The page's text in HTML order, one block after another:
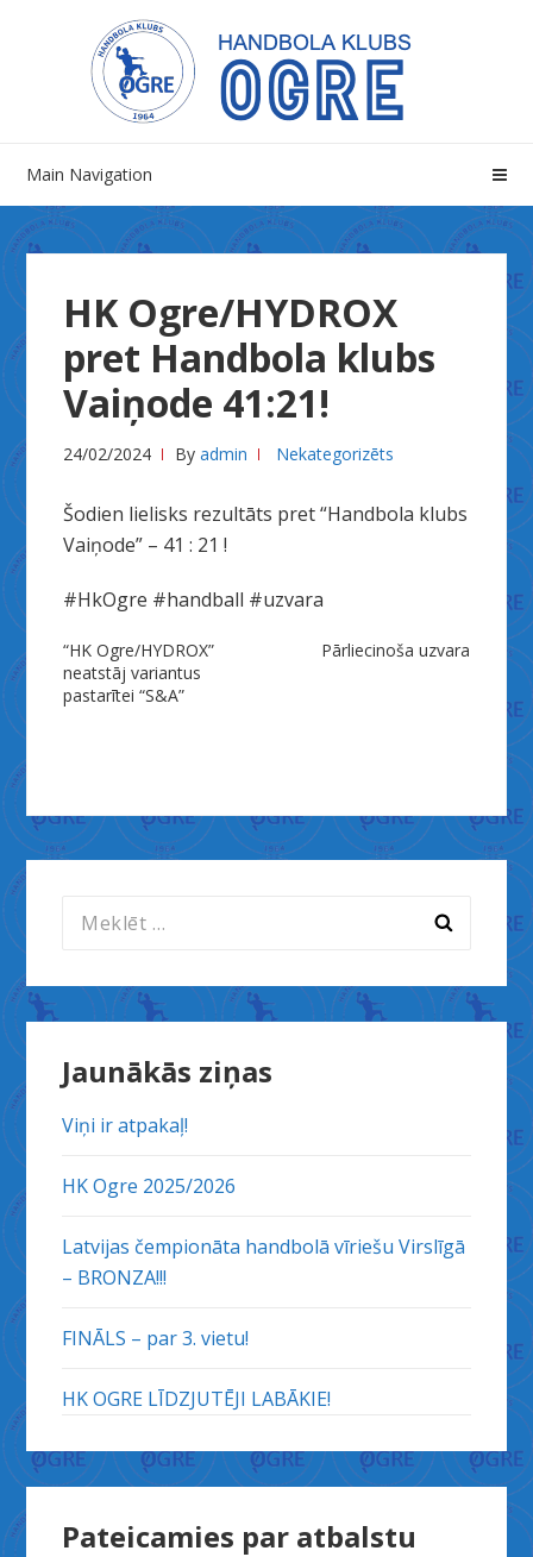
navigation
content
Main Navigation
HK Ogre/HYDROX
pret Handbola klubs
Vaiņode 41:21!
24/02/2024 Byadmin Nekategorizēts
Šodien lielisks rezultāts pret “Handbola klubs
Vaiņode” – 41 : 21 !
#HkOgre #handball #uzvara
Ziņu
izvēlne
“HK Ogre/HYDROX”
neatstāj variantus
pastarītei “S&A”
Pārliecinoša uzvara
Meklēt:
Jaunākās ziņas
Viņi ir atpakaļ!
HK Ogre 2025/2026
Latvijas čempionāta handbolā vīriešu Virslīgā
– BRONZA!!!
FINĀLS – par 3. vietu!
HK OGRE LĪDZJUTĒJI LABĀKIE!
Pateicamies par atbalstu